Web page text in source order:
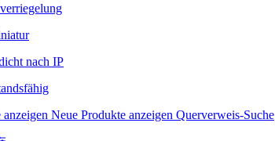
nach IP
Neue Produkte anzeigen Querverweis-Suche